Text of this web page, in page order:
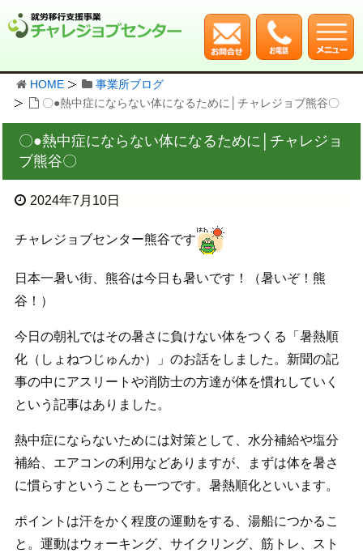
HOME
事業所ブログ
〇●熱中症にならない体になるために│チャレジョブ熊谷〇
〇●熱中症にならない体になるために│チャレジョ
ブ熊谷〇
2024年7月10日
チャレジョブセンター熊谷です
日本一暑い街、熊谷は今日も暑いです！（暑いぞ！熊
谷！）
今日の朝礼ではその暑さに負けない体をつくる「暑熱順
化（しょねつじゅんか）」のお話をしました。新聞の記
事の中にアスリートや消防士の方達が体を慣れしていく
という記事はありました。
熱中症にならないためには対策として、水分補給や塩分
補給、エアコンの利用などありますが、まずは体を暑さ
に慣らすということも一つです。暑熱順化といいます。
ポイントは汗をかく程度の運動をする、湯船につかるこ
と。運動はウォーキング、サイクリング、筋トレ、スト